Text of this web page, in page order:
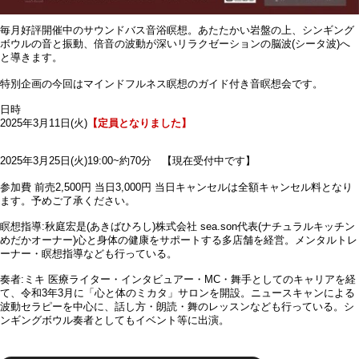
毎月好評開催中のサウンドバス音浴瞑想。あたたかい岩盤の上、シンギング
ボウルの音と振動、倍音の波動が深いリラクゼーションの脳波(シータ波)へ
と導きます。
特別企画の今回はマインドフルネス瞑想のガイド付き音瞑想会です。
日時
2025年3月11日(火) 【定員となりました】
2025年3月25日(火)19:00~約70分 【現在受付中です】
参加費 前売2,500円 当日3,000円 当日キャンセルは全額キャンセル料となり
ます。予めご了承ください。
瞑想指導:秋庭宏是(あきばひろし)株式会社 sea.son代表(ナチュラルキッチン
めだかオーナー)心と身体の健康をサポートする多店舗を経営。メンタルトレ
ーナー・瞑想指導なども行っている。
奏者:ミキ 医療ライター・インタビュアー・MC・舞手としてのキャリアを経
て、令和3年3月に「心と体のミカタ」サロンを開設。ニュースキャンによる
波動セラピーを中心に、話し方・朗読・舞のレッスンなども行っている。シ
ンギングボウル奏者としてもイベント等に出演。